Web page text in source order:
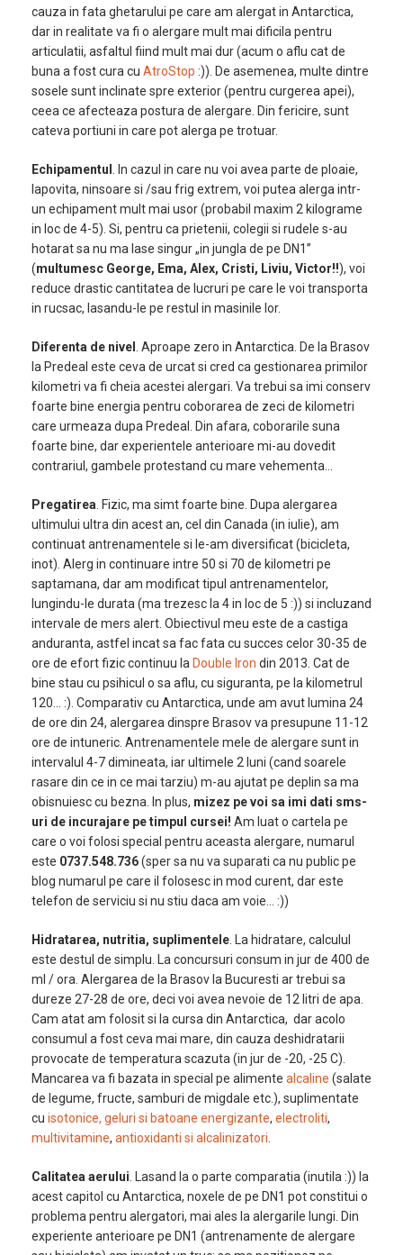
cauza in fata ghetarului pe care am alergat in Antarctica,
dar in realitate va fi o alergare mult mai dificila pentru
articulatii, asfaltul fiind mult mai dur (acum o aflu cat de
buna a fost cura cu AtroStop :)). De asemenea, multe dintre
sosele sunt inclinate spre exterior (pentru curgerea apei),
ceea ce afecteaza postura de alergare. Din fericire, sunt
cateva portiuni in care pot alerga pe trotuar.
Echipamentul
. In cazul in care nu voi avea parte de ploaie,
lapovita, ninsoare si /sau frig extrem, voi putea alerga intr-
un echipament mult mai usor (probabil maxim 2 kilograme
in loc de 4-5). Si, pentru ca prietenii, colegii si rudele s-au
hotarat sa nu ma lase singur „in jungla de pe DN1”
(multumesc George, Ema, Alex, Cristi, Liviu, Victor!!), voi
reduce drastic cantitatea de lucruri pe care le voi transporta
in rucsac, lasandu-le pe restul in masinile lor.
Diferenta de nivel
. Aproape zero in Antarctica. De la Brasov
la Predeal este ceva de urcat si cred ca gestionarea primilor
kilometri va fi cheia acestei alergari. Va trebui sa imi conserv
foarte bine energia pentru coborarea de zeci de kilometri
care urmeaza dupa Predeal. Din afara, coborarile suna
foarte bine, dar experientele anterioare mi-au dovedit
contrariul, gambele protestand cu mare vehementa…
Pregatirea . Fizic, ma simt foarte bine. Dupa alergarea
ultimului ultra din acest an, cel din Canada (in iulie), am
continuat antrenamentele si le-am diversificat (bicicleta,
inot). Alerg in continuare intre 50 si 70 de kilometri pe
saptamana, dar am modificat tipul antrenamentelor,
lungindu-le durata (ma trezesc la 4 in loc de 5 :)) si incluzand
intervale de mers alert. Obiectivul meu este de a castiga
anduranta, astfel incat sa fac fata cu succes celor 30-35 de
ore de efort fizic continuu la Double Iron din 2013. Cat de
bine stau cu psihicul o sa aflu, cu siguranta, pe la kilometrul
120… :). Comparativ cu Antarctica, unde am avut lumina 24
de ore din 24, alergarea dinspre Brasov va presupune 11-12
ore de intuneric. Antrenamentele mele de alergare sunt in
intervalul 4-7 dimineata, iar ultimele 2 luni (cand soarele
rasare din ce in ce mai tarziu) m-au ajutat pe deplin sa ma
obisnuiesc cu bezna. In plus, mizez pe voi sa imi dati sms-
uri de incurajare pe timpul cursei! Am luat o cartela pe
care o voi folosi special pentru aceasta alergare, numarul
este 0737.548.736(sper sa nu va suparati ca nu public pe
blog numarul pe care il folosesc in mod curent, dar este
telefon de serviciu si nu stiu daca am voie… :))
Hidratarea, nutritia, suplimentele . La hidratare, calculul
este destul de simplu. La concursuri consum in jur de 400 de
ml / ora. Alergarea de la Brasov la Bucuresti ar trebui sa
dureze 27-28 de ore, deci voi avea nevoie de 12 litri de apa.
Cam atat am folosit si la cursa din Antarctica, dar acolo
consumul a fost ceva mai mare, din cauza deshidratarii
provocate de temperatura scazuta (in jur de -20, -25 C).
Mancarea va fi bazata in special pe alimente alcaline (salate
de legume, fructe, samburi de migdale etc.), suplimentate
cu isotonice, geluri si batoane energizante, electroliti,
multivitamine, antioxidanti si alcalinizatori
Calitatea aerului . Lasand la o parte comparatia (inutila :)) la
acest capitol cu Antarctica, noxele de pe DN1 pot constitui o
problema pentru alergatori, mai ales la alergarile lungi. Din
experiente anterioare pe DN1 (antrenamente de alergare